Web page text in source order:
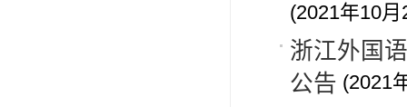
(2021年10月
浙江外国
公告 (2021